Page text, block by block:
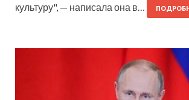
культуру", — написала она в…